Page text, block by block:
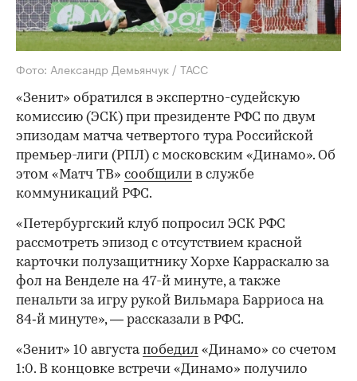
Фото: Александр Демьянчук / ТАСС
«Зенит» обратился в экспертно-судейскую
комиссию (ЭСК) при президенте РФС по двум
эпизодам матча четвертого тура Российской
премьер-лиги (РПЛ) с московским «Динамо». Об
этом «Матч ТВ» сообщили в службе
коммуникаций РФС.
«Петербургский клуб попросил ЭСК РФС
рассмотреть эпизод с отсутствием красной
карточки полузащитнику Хорхе Карраскалю за
фол на Венделе на 47-й минуте, а также
пенальти за игру рукой Вильмара Барриоса на
84‑й минуте», — рассказали в РФС.
«Зенит» 10 августапобедил «Динамо» со счетом
1:0. В концовке встречи «Динамо» получило